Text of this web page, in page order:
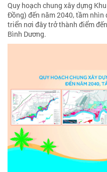
Quy hoạch chung xây dựng
Đồng) đến năm 2040, tầm
triển nơi đây trở thành điểm
Bình Dương.